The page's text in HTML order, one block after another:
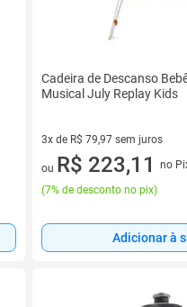
Cadeira de Descanso
Musical July Replay Kids
3x de R$ 79,97 sem juros
3 vez de R$ 79,97 sem juros
ou R$ 223,11
no
(7% de desconto no pix)
Adicionar à